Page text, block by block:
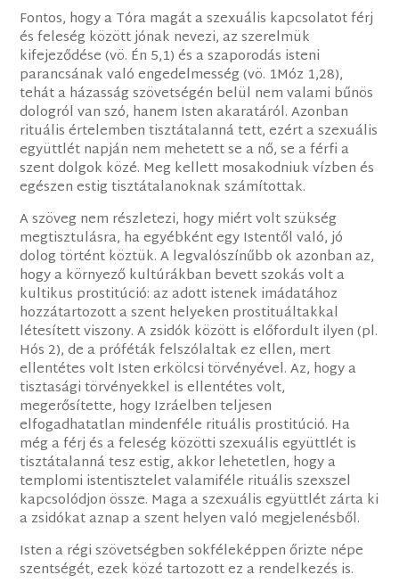
Fontos, hogy a Tóra magát a szexuális kapcsolatot férj
és feleség között jónak nevezi, az szerelmük
kifejeződése (vö. Én 5,1) és a szaporodás isteni
parancsának való engedelmesség (vö. 1Móz 1,28),
tehát a házasság szövetségén belül nem valami bűnös
dologról van szó, hanem Isten akaratáról. Azonban
rituális értelemben tisztátalanná tett, ezért a szexuális
együttlét napján nem mehetett se a nő, se a férfi a
szent dolgok közé. Meg kellett mosakodniuk vízben és
egészen estig tisztátalanoknak számítottak.
A szöveg nem részletezi, hogy miért volt szükség
megtisztulásra, ha egyébként egy Istentől való, jó
dolog történt köztük. A legvalószínűbb ok azonban az,
hogy a környező kultúrákban bevett szokás volt a
kultikus prostitúció: az adott istenek imádatához
hozzátartozott a szent helyeken prostituáltakkal
létesített viszony. A zsidók között is előfordult ilyen (pl.
Hós 2), de a próféták felszólaltak ez ellen, mert
ellentétes volt Isten erkölcsi törvényével. Az, hogy a
tisztasági törvényekkel is ellentétes volt,
megerősítette, hogy Izráelben teljesen
elfogadhatatlan mindenféle rituális prostitúció. Ha
még a férj és a feleség közötti szexuális együttlét is
tisztátalanná tesz estig, akkor lehetetlen, hogy a
templomi istentisztelet valamiféle rituális szexszel
kapcsolódjon össze. Maga a szexuális együttlét zárta ki
a zsidókat aznap a szent helyen való megjelenésből.
Isten a régi szövetségben sokféleképpen őrizte népe
szentségét, ezek közé tartozott ez a rendelkezés is.